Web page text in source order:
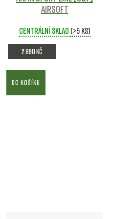
Airsoft
Centrální sklad (>5 ks)
2 890 Kč
DO KOŠÍKU